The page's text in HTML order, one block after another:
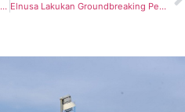
Empat Tahap Pengujian FABA, Hasilnya Bukan Limbah B3 Elnusa Lakukan Groundbreaking Pembangunan Fuel Terminal Inhil di Riau